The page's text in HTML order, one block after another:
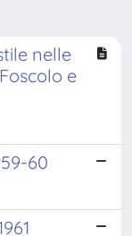
nelle
e
60